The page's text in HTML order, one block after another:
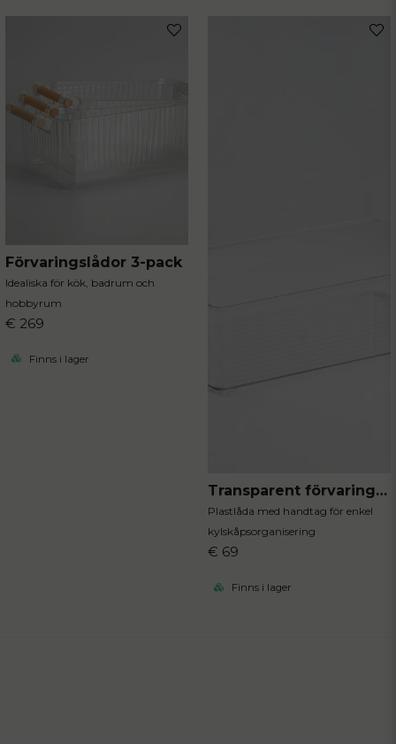
Förvaringslådor 3-pack
Idealiska för kök, badrum och
hobbyrum
€ 269
Finns i lager
Transparent förvaringslåda stor
Plastlåda med handtag för enkel
kylskåpsorganisering
€ 69
Finns i lager